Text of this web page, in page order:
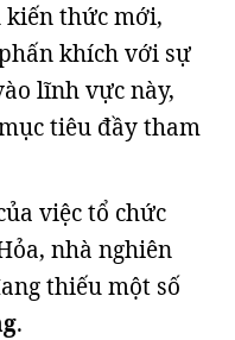
kiến thức mới,
khích với sự
lĩnh vực này,
tiêu đầy tham
việc tổ chức
nhà nghiên
thiếu một số
.